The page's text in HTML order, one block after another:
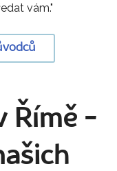
vám."
Římě -